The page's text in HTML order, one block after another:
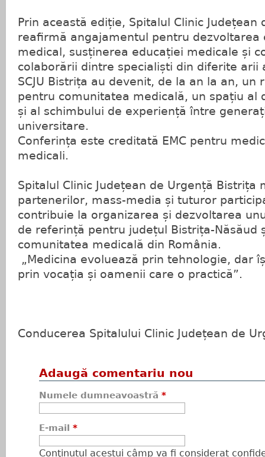
Prin această ediție, Spitalul Clinic Județean
reafirmă angajamentul pentru dezvoltarea
medical, susținerea educației medicale și
colaborării dintre specialiști din diferite arii
SCJU Bistrița au devenit, de la an la an, un
pentru comunitatea medicală, un spațiu al
și al schimbului de experiență între
universitare.
Conferința este creditată EMC pentru
medicali.
Spitalul Clinic Județean de Urgență Bistrița
partenerilor, mass-media și tuturor
contribuie la organizarea și dezvoltarea
de referință pentru județul Bistrița-Năsăud
comunitatea medicală din România.
„Medicina evoluează prin tehnologie, dar
prin vocația și oamenii care o practică”.
Conducerea Spitalului Clinic Județean de
Adaugă comentariu nou
Numele dumneavoastră *
E-mail *
Conţinutul acestui câmp va fi considerat